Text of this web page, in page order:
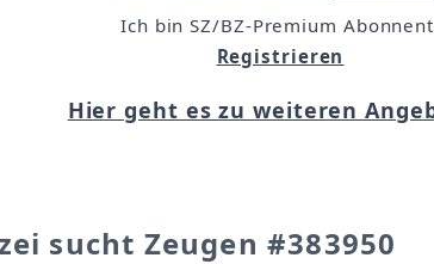
sucht Zeugen #383950
Ich bin SZ/BZ-Premium
Registrieren
Hier geht es zu weiteren